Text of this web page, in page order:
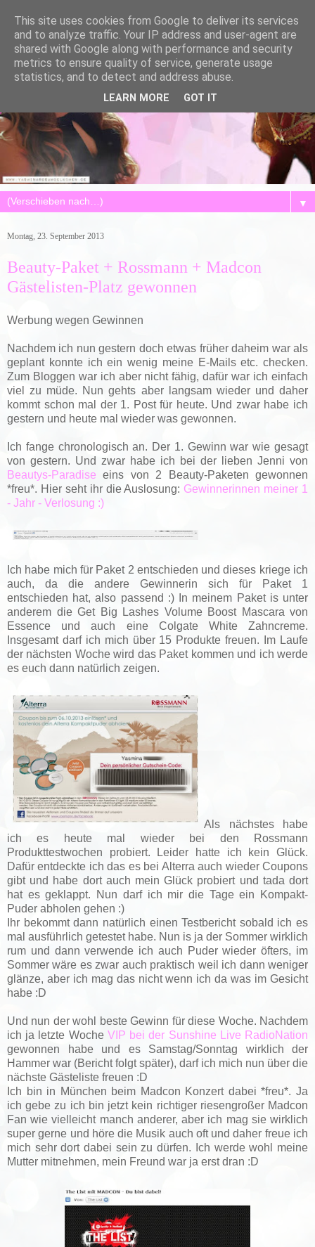
▼
Montag, 23. September 2013
Beauty-Paket + Rossmann + Madcon
Gästelisten-Platz gewonnen
Werbung wegen Gewinnen
Nachdem ich nun gestern doch etwas früher daheim war als
geplant konnte ich ein wenig meine E-Mails etc. checken.
Zum Bloggen war ich aber nicht fähig, dafür war ich einfach
viel zu müde. Nun gehts aber langsam wieder und daher
kommt schon mal der 1. Post für heute. Und zwar habe ich
gestern und heute mal wieder was gewonnen.
Ich fange chronologisch an. Der 1. Gewinn war wie gesagt
von gestern. Und zwar habe ich bei der lieben Jenni von
Beautys-Paradise eins von 2 Beauty-Paketen gewonnen
*freu*. Hier seht ihr die Auslosung: Gewinnerinnen meiner 1
- Jahr - Verlosung :)
Ich habe mich für Paket 2 entschieden und dieses kriege ich
auch, da die andere Gewinnerin sich für Paket 1
entschieden hat, also passend :) In meinem Paket is unter
anderem die Get Big Lashes Volume Boost Mascara von
Essence und auch eine Colgate White Zahncreme.
Insgesamt darf ich mich über 15 Produkte freuen. Im Laufe
der nächsten Woche wird das Paket kommen und ich werde
es euch dann natürlich zeigen.
Als nächstes habe
ich es heute mal wieder bei den Rossmann
Produkttestwochen probiert. Leider hatte ich kein Glück.
Dafür entdeckte ich das es bei Alterra auch wieder Coupons
gibt und habe dort auch mein Glück probiert und tada dort
hat es geklappt. Nun darf ich mir die Tage ein Kompakt-
Puder abholen gehen :)
Ihr bekommt dann natürlich einen Testbericht sobald ich es
mal ausführlich getestet habe. Nun is ja der Sommer wirklich
rum und dann verwende ich auch Puder wieder öfters, im
Sommer wäre es zwar auch praktisch weil ich dann weniger
glänze, aber ich mag das nicht wenn ich da was im Gesicht
habe :D
Und nun der wohl beste Gewinn für diese Woche. Nachdem
ich ja letzte Woche VIP bei der Sunshine Live RadioNation
gewonnen habe und es Samstag/Sonntag wirklich der
Hammer war (Bericht folgt später), darf ich mich nun über die
nächste Gästeliste freuen :D
Ich bin in München beim Madcon Konzert dabei *freu*. Ja
ich gebe zu ich bin jetzt kein richtiger riesengroßer Madcon
Fan wie vielleicht manch anderer, aber ich mag sie wirklich
super gerne und höre die Musik auch oft und daher freue ich
mich sehr dort dabei sein zu dürfen. Ich werde wohl meine
Mutter mitnehmen, mein Freund war ja erst dran :D
This site uses cookies from Google to deliver its services
and to analyze traffic. Your IP address and user-agent are
shared with Google along with performance and security
metrics to ensure quality of service, generate usage
statistics, and to detect and address abuse.
LEARN MORE GOT IT